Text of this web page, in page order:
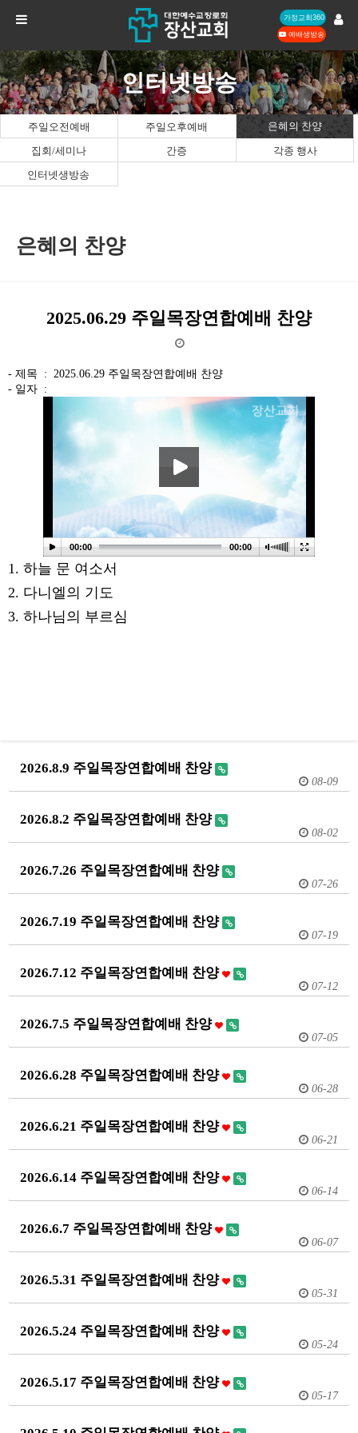
가정교회360
예배생방송
인터넷방송
주일오전예배 주일오후예배 은혜의 찬양
집회/세미나 간증
각종 행사
인터넷생방송
은혜의 찬양
2025.06.29 주일목장연합예배 찬양
- 제목 : 2025.06.29 주일목장연합예배 찬양
- 일자 :
00:00 00:00
1. 하늘 문 여소서
2. 다니엘의 기도
3. 하나님의 부르심
2026.8.9 주일목장연합예배 찬양
08-09
2026.8.2 주일목장연합예배 찬양
08-02
2026.7.26 주일목장연합예배 찬양
07-26
2026.7.19 주일목장연합예배 찬양
07-19
2026.7.12 주일목장연합예배 찬양
07-12
2026.7.5 주일목장연합예배 찬양
07-05
2026.6.28 주일목장연합예배 찬양
06-28
2026.6.21 주일목장연합예배 찬양
06-21
2026.6.14 주일목장연합예배 찬양
06-14
2026.6.7 주일목장연합예배 찬양
06-07
2026.5.31 주일목장연합예배 찬양
05-31
2026.5.24 주일목장연합예배 찬양
05-24
2026.5.17 주일목장연합예배 찬양
05-17